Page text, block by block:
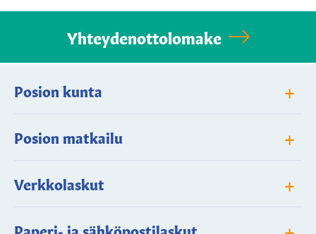
Yhteydenottolomake
Posion kunta +
Posion matkailu +
Verkkolaskut +
Paperi- ja sähköpostilaskut